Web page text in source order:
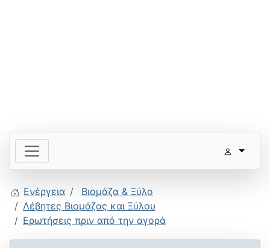
Ενέργεια
Βιομάζα & Ξύλο
Λέβητες Βιομάζας και Ξύλου
Ερωτήσεις πριν από την αγορά